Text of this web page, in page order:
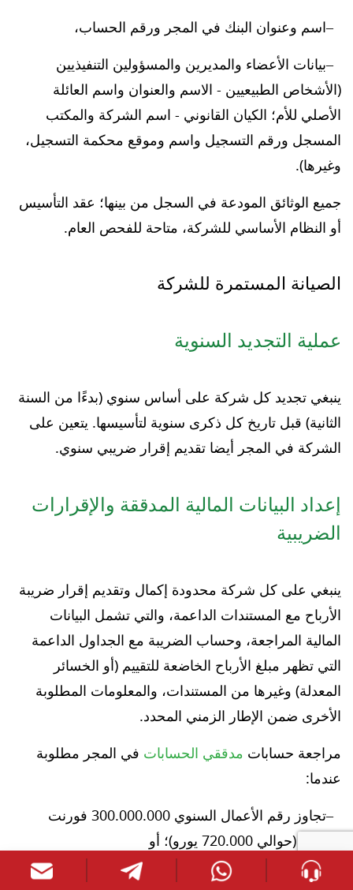
اسم وعنوان البنك في المجر ورقم الحساب،
بيانات الأعضاء والمديرين والمسؤولين التنفيذيين
(الأشخاص الطبيعيين - الاسم والعنوان واسم العائلة
الأصلي للأم؛ الكيان القانوني - اسم الشركة والمكتب
المسجل ورقم التسجيل واسم وموقع محكمة التسجيل،
وغيرها).
جميع الوثائق المودعة في السجل من بينها؛ عقد التأسيس
أو النظام الأساسي للشركة، متاحة للفحص العام.
الصيانة المستمرة للشركة
عملية التجديد السنوية
ينبغي تجديد كل شركة على أساس سنوي (بدءًا من السنة
الثانية) قبل تاريخ كل ذكرى سنوية لتأسيسها. يتعين على
الشركة في المجر أيضا تقديم إقرار ضريبي سنوي.
إعداد البيانات المالية المدققة والإقرارات
الضريبية
ينبغي على كل شركة محدودة إكمال وتقديم إقرار ضريبة
الأرباح مع المستندات الداعمة، والتي تشمل البيانات
المالية المراجعة، وحساب الضريبة مع الجداول الداعمة
التي تظهر مبلغ الأرباح الخاضعة للتقييم (أو الخسائر
المعدلة) وغيرها من المستندات، والمعلومات المطلوبة
الأخرى ضمن الإطار الزمني المحدد.
مراجعة حسابات مدققي الحسابات في المجر مطلوبة
عندما:
تجاوز رقم الأعمال السنوي 300.000.000 فورنت
هنغاري (حوالي 720.000 يورو)؛ أو
إصدار الفواتير